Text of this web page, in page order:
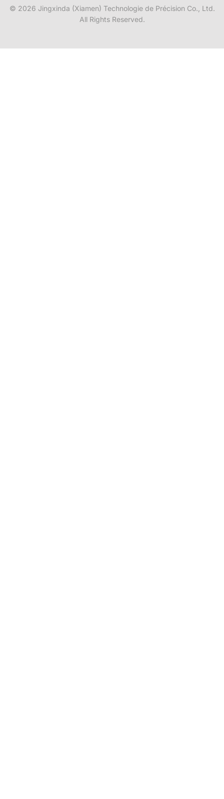
© 2026 Jingxinda (Xiamen) Technologie de Précision Co., Ltd.
All Rights Reserved.